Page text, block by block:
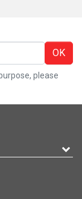
OK
please